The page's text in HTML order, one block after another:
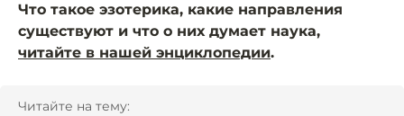
Что такое эзотерика, какие направления
существуют и что о них думает наука,
читайте в нашей энциклопедии.
Читайте на тему: